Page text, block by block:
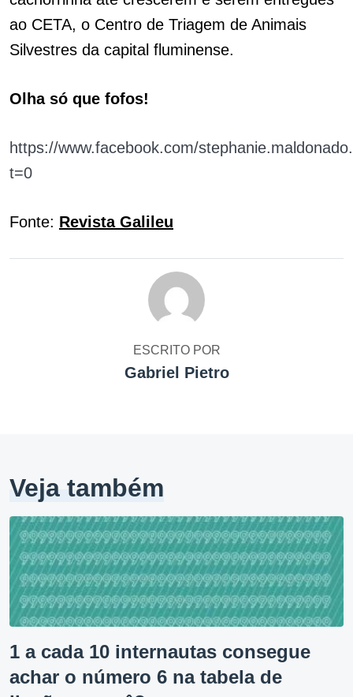
ao CETA, o Centro de Triagem de Animais
Silvestres da capital fluminense.
Olha só que fofos!
https://www.facebook.com/
t=0
Fonte: Revista Galileu
ESCRITO POR
Gabriel Pietro
Veja também
1 a cada 10 internautas consegue
achar o número 6 na tabela de